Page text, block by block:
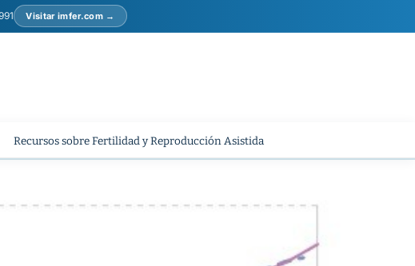
Visitar imfer.com →
Recursos sobre Fertilidad y Reproducción Asistida